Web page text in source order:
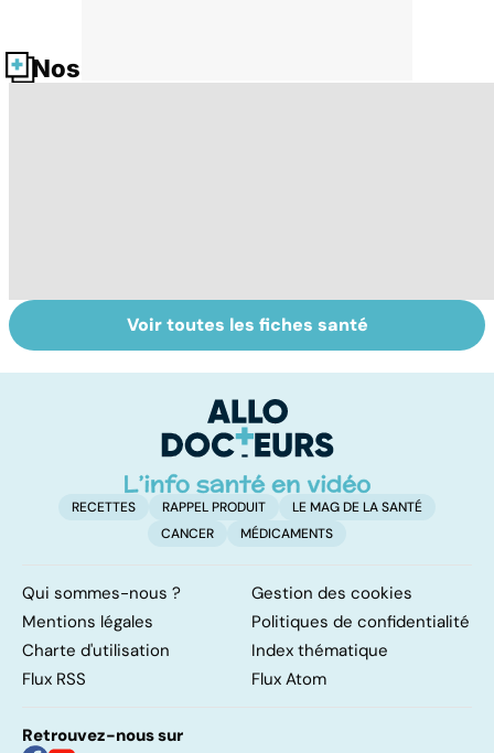
Nos fiches santé
Comment tenir
ses bonnes
Faire du sport à
domicile, c'est
Voir toutes les fiches santé
RECETTES RAPPEL PRODUIT
LE MAG DE LA SANTÉ
CANCER
MÉDICAMENTS
Qui sommes-nous ?
Gestion des cookies
Mentions légales
Politiques de confidentialité
Charte d'utilisation
Index thématique
Flux RSS
Flux Atom
Retrouvez-nous sur